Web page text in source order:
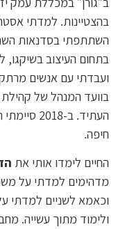
בהצטיינות. למדתי
השתתפתי בסדנאות
בתחום העיצוב בשיקגו,
ועבדתי עם אנשים
בוועד המנהל של
העתיד. ב-
חיפה.
החיים לימדו אותי את
מדהימים למדתי על
וכאמא לשניים למדתי
ולימוד מתוך עשייה.